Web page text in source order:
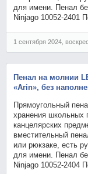
для имени. Пенал
Ninjago 10052-2401
1 сентября 2024,
Пенал на молнии
«Arin», без
Прямоугольный
хранения школьных
канцелярских
вместительный
или рюкзаке, есть
для имени. Пенал
Ninjago 10052-2404